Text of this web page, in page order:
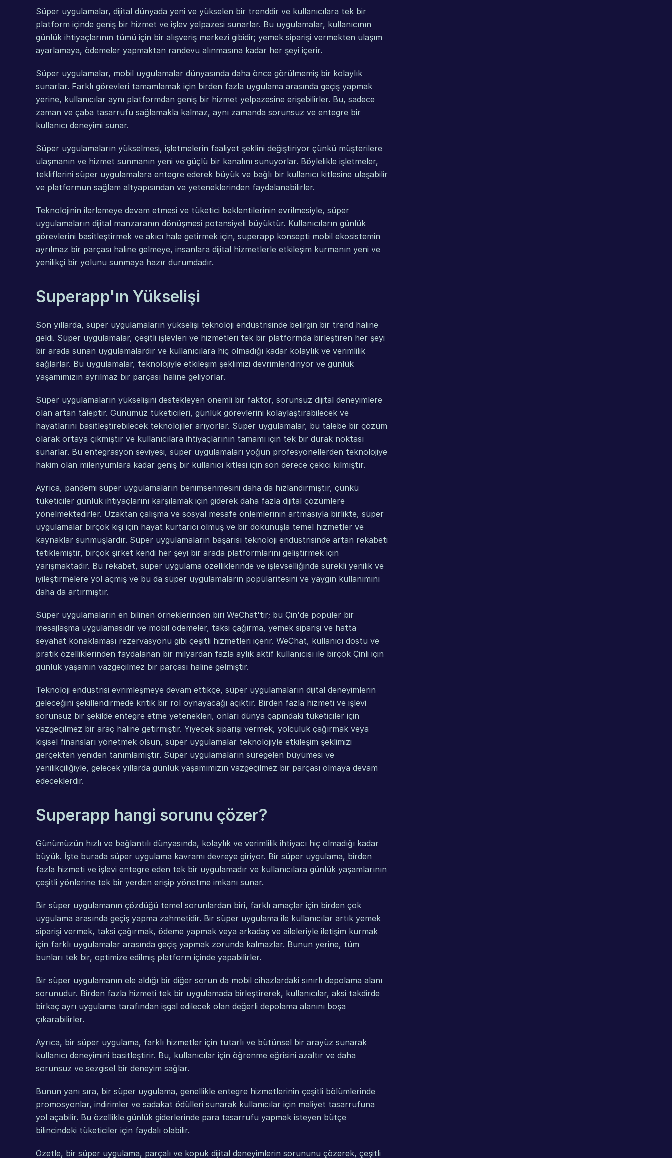
Süper uygulamalar, dijital dünyada yeni ve yükselen bir trenddir ve kullanıcılara tek bir
platform içinde geniş bir hizmet ve işlev yelpazesi sunarlar. Bu uygulamalar, kullanıcının
günlük ihtiyaçlarının tümü için bir alışveriş merkezi gibidir; yemek siparişi vermekten ulaşım
ayarlamaya, ödemeler yapmaktan randevu alınmasına kadar her şeyi içerir.
Süper uygulamalar, mobil uygulamalar dünyasında daha önce görülmemiş bir kolaylık
sunarlar. Farklı görevleri tamamlamak için birden fazla uygulama arasında geçiş yapmak
yerine, kullanıcılar aynı platformdan geniş bir hizmet yelpazesine erişebilirler. Bu, sadece
zaman ve çaba tasarrufu sağlamakla kalmaz, aynı zamanda sorunsuz ve entegre bir
kullanıcı deneyimi sunar.
Süper uygulamaların yükselmesi, işletmelerin faaliyet şeklini değiştiriyor çünkü müşterilere
ulaşmanın ve hizmet sunmanın yeni ve güçlü bir kanalını sunuyorlar. Böylelikle işletmeler,
tekliflerini süper uygulamalara entegre ederek büyük ve bağlı bir kullanıcı kitlesine ulaşabilir
ve platformun sağlam altyapısından ve yeteneklerinden faydalanabilirler.
Teknolojinin ilerlemeye devam etmesi ve tüketici beklentilerinin evrilmesiyle, süper
uygulamaların dijital manzaranın dönüşmesi potansiyeli büyüktür. Kullanıcıların günlük
görevlerini basitleştirmek ve akıcı hale getirmek için, superapp konsepti mobil ekosistemin
ayrılmaz bir parçası haline gelmeye, insanlara dijital hizmetlerle etkileşim kurmanın yeni ve
yenilikçi bir yolunu sunmaya hazır durumdadır.
Superapp'ın Yükselişi
Son yıllarda, süper uygulamaların yükselişi teknoloji endüstrisinde belirgin bir trend haline
geldi. Süper uygulamalar, çeşitli işlevleri ve hizmetleri tek bir platformda birleştiren her şeyi
bir arada sunan uygulamalardır ve kullanıcılara hiç olmadığı kadar kolaylık ve verimlilik
sağlarlar. Bu uygulamalar, teknolojiyle etkileşim şeklimizi devrimlendiriyor ve günlük
yaşamımızın ayrılmaz bir parçası haline geliyorlar.
Süper uygulamaların yükselişini destekleyen önemli bir faktör, sorunsuz dijital deneyimlere
olan artan taleptir. Günümüz tüketicileri, günlük görevlerini kolaylaştırabilecek ve
hayatlarını basitleştirebilecek teknolojiler arıyorlar. Süper uygulamalar, bu talebe bir çözüm
olarak ortaya çıkmıştır ve kullanıcılara ihtiyaçlarının tamamı için tek bir durak noktası
sunarlar. Bu entegrasyon seviyesi, süper uygulamaları yoğun profesyonellerden teknolojiye
hakim olan milenyumlara kadar geniş bir kullanıcı kitlesi için son derece çekici kılmıştır.
Ayrıca, pandemi süper uygulamaların benimsenmesini daha da hızlandırmıştır, çünkü
tüketiciler günlük ihtiyaçlarını karşılamak için giderek daha fazla dijital çözümlere
yönelmektedirler. Uzaktan çalışma ve sosyal mesafe önlemlerinin artmasıyla birlikte, süper
uygulamalar birçok kişi için hayat kurtarıcı olmuş ve bir dokunuşla temel hizmetler ve
kaynaklar sunmuşlardır. Süper uygulamaların başarısı teknoloji endüstrisinde artan rekabeti
tetiklemiştir, birçok şirket kendi her şeyi bir arada platformlarını geliştirmek için
yarışmaktadır. Bu rekabet, süper uygulama özelliklerinde ve işlevselliğinde sürekli yenilik ve
iyileştirmelere yol açmış ve bu da süper uygulamaların popülaritesini ve yaygın kullanımını
daha da artırmıştır.
Süper uygulamaların en bilinen örneklerinden biri WeChat'tir; bu Çin'de popüler bir
mesajlaşma uygulamasıdır ve mobil ödemeler, taksi çağırma, yemek siparişi ve hatta
seyahat konaklaması rezervasyonu gibi çeşitli hizmetleri içerir. WeChat, kullanıcı dostu ve
pratik özelliklerinden faydalanan bir milyardan fazla aylık aktif kullanıcısı ile birçok Çinli için
günlük yaşamın vazgeçilmez bir parçası haline gelmiştir.
Teknoloji endüstrisi evrimleşmeye devam ettikçe, süper uygulamaların dijital deneyimlerin
geleceğini şekillendirmede kritik bir rol oynayacağı açıktır. Birden fazla hizmeti ve işlevi
sorunsuz bir şekilde entegre etme yetenekleri, onları dünya çapındaki tüketiciler için
vazgeçilmez bir araç haline getirmiştir. Yiyecek siparişi vermek, yolculuk çağırmak veya
kişisel finansları yönetmek olsun, süper uygulamalar teknolojiyle etkileşim şeklimizi
gerçekten yeniden tanımlamıştır. Süper uygulamaların süregelen büyümesi ve
yenilikçiliğiyle, gelecek yıllarda günlük yaşamımızın vazgeçilmez bir parçası olmaya devam
edeceklerdir.
Superapp hangi sorunu çözer?
Günümüzün hızlı ve bağlantılı dünyasında, kolaylık ve verimlilik ihtiyacı hiç olmadığı kadar
büyük. İşte burada süper uygulama kavramı devreye giriyor. Bir süper uygulama, birden
fazla hizmeti ve işlevi entegre eden tek bir uygulamadır ve kullanıcılara günlük yaşamlarının
çeşitli yönlerine tek bir yerden erişip yönetme imkanı sunar.
Bir süper uygulamanın çözdüğü temel sorunlardan biri, farklı amaçlar için birden çok
uygulama arasında geçiş yapma zahmetidir. Bir süper uygulama ile kullanıcılar artık yemek
siparişi vermek, taksi çağırmak, ödeme yapmak veya arkadaş ve aileleriyle iletişim kurmak
için farklı uygulamalar arasında geçiş yapmak zorunda kalmazlar. Bunun yerine, tüm
bunları tek bir, optimize edilmiş platform içinde yapabilirler.
Bir süper uygulamanın ele aldığı bir diğer sorun da mobil cihazlardaki sınırlı depolama alanı
sorunudur. Birden fazla hizmeti tek bir uygulamada birleştirerek, kullanıcılar, aksi takdirde
birkaç ayrı uygulama tarafından işgal edilecek olan değerli depolama alanını boşa
çıkarabilirler.
Ayrıca, bir süper uygulama, farklı hizmetler için tutarlı ve bütünsel bir arayüz sunarak
kullanıcı deneyimini basitleştirir. Bu, kullanıcılar için öğrenme eğrisini azaltır ve daha
sorunsuz ve sezgisel bir deneyim sağlar.
Bunun yanı sıra, bir süper uygulama, genellikle entegre hizmetlerinin çeşitli bölümlerinde
promosyonlar, indirimler ve sadakat ödülleri sunarak kullanıcılar için maliyet tasarrufuna
yol açabilir. Bu özellikle günlük giderlerinde para tasarrufu yapmak isteyen bütçe
bilincindeki tüketiciler için faydalı olabilir.
Özetle, bir süper uygulama, parçalı ve kopuk dijital deneyimlerin sorununu çözerek, çeşitli